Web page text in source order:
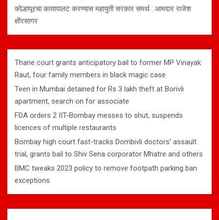
कोल्हापूरचा कायापालट करण्यास महायुती सरकार समर्थ : आमदार राजेश
क्षीरसागर
Thane court grants anticipatory bail to former MP Vinayak
Raut, four family members in black magic case
Teen in Mumbai detained for Rs 3 lakh theft at Borivli
apartment, search on for associate
FDA orders 2 IIT-Bombay messes to shut, suspends
licences of multiple restaurants
Bombay high court fast-tracks Dombivli doctors’ assault
trial, grants bail to Shiv Sena corporator Mhatre and others
BMC tweaks 2023 policy to remove footpath parking ban
exceptions